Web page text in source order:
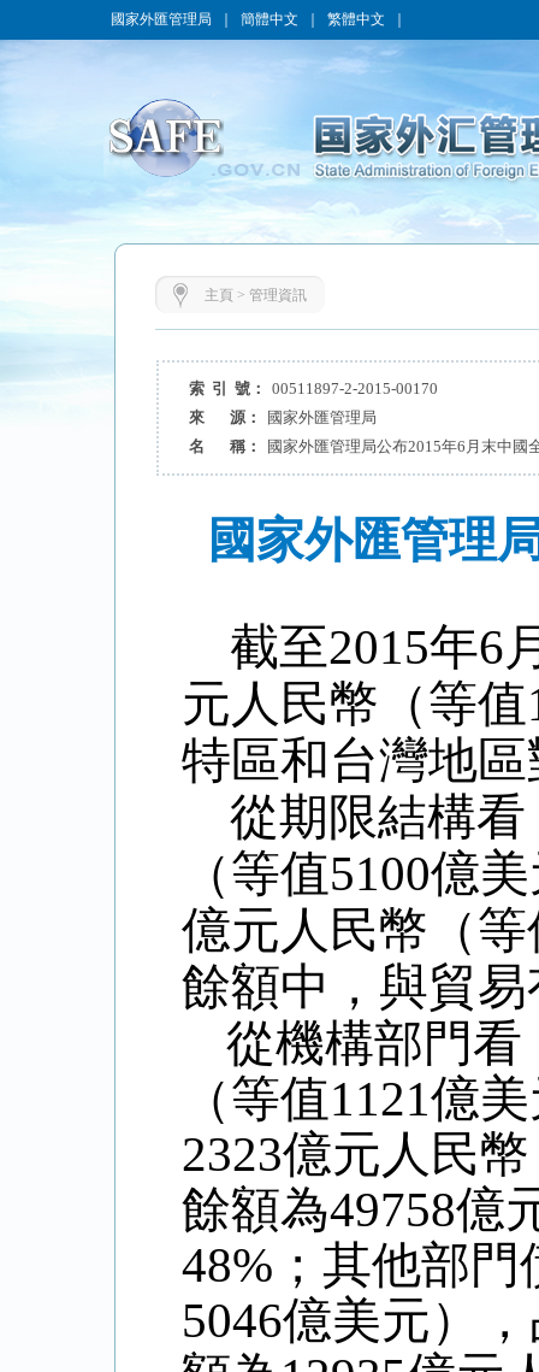
國家外匯管理局 簡體中文 繁體中文
主頁 > 管理資訊
索 引 號：
00511897-2-2015-00170
來 源：
國家外匯管理局
名 稱：
國家外匯管理局公布2015年6月末中國
國家外匯管理
截至2015年6
元人民幣（等值
特區和台灣地
從期限結構
（等值5100億
億元人民幣（等
餘額中，與貿
從機構部門
（等值1121億
2323億元人民
餘額為49758億
48% ；其他部
5046億美元）